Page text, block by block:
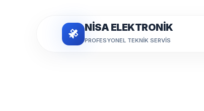
NİSA ELEKTRONİK
PROFESYONEL TEKNIK SERVIS